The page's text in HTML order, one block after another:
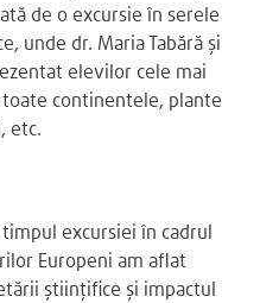
de o excursie în serele
unde dr. Maria Tabără și
elevilor cele mai
continentele, plante
etc.
timpul excursiei în cadrul
Europeni am aflat
ştiinţifice şi impactul